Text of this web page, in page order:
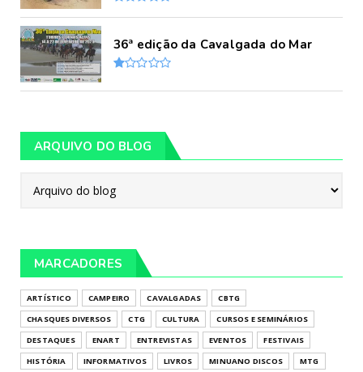
36ª edição da Cavalgada do Mar
ARQUIVO DO BLOG
MARCADORES
ARTÍSTICO CAMPEIRO CAVALGADAS
CBTG
CHASQUES DIVERSOS
CTG CULTURA
CURSOS E SEMINÁRIOS
DESTAQUES
ENART ENTREVISTAS EVENTOS
FESTIVAIS
HISTÓRIA
INFORMATIVOS LIVROS MINUANO DISCOS
MTG